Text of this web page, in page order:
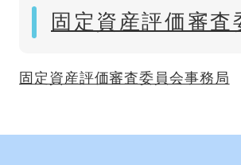
固定資産評価審
固定資産評価審査委員会事務局